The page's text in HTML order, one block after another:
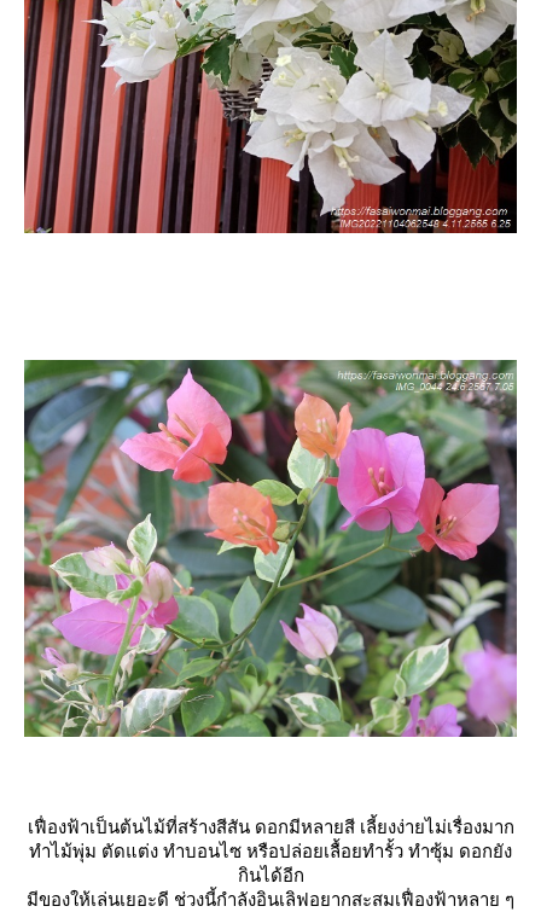
เฟื่องฟ้าเป็นต้นไม้ที่สร้างสีสัน ดอกมีหลายสี เลี้ยงง่ายไม่เรื่องมาก
ทำไม้พุ่ม ตัดแต่ง ทำบอนไซ หรือปล่อยเลื้อยทำรั้ว ทำซุ้ม ดอกยัง
กินได้อีก
มีของให้เล่นเยอะดี ช่วงนี้กำลังอินเลิฟอยากสะสมเฟื่องฟ้าหลาย ๆ